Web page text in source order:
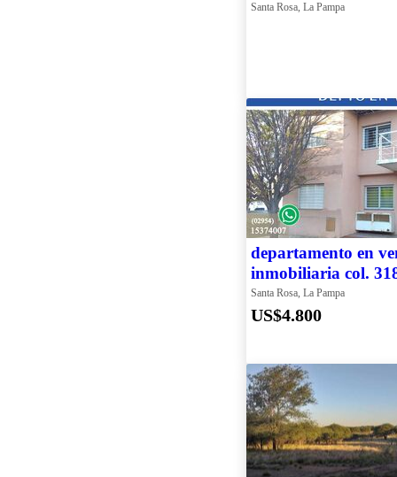
Santa Rosa, La Pampa
departamento en
inmobiliaria col.
Santa Rosa, La Pampa
US$4.800